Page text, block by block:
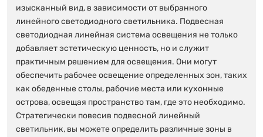
изысканный вид, в зависимости от выбранного
линейного светодиодного светильника. Подвесная
светодиодная линейная система освещения не только
добавляет эстетическую ценность, но и служит
практичным решением для освещения. Они могут
обеспечить рабочее освещение определенных зон, таких
как обеденные столы, рабочие места или кухонные
острова, освещая пространство там, где это необходимо.
Стратегически повесив подвесной линейный
светильник, вы можете определить различные зоны в